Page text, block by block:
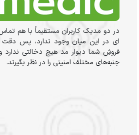
در دو مدیک کاربران مستقیماً با هم
ای در این میان وجود ندارد، پس دقت
فروشِ شما دیوار مد هیچ دخالتی ندارد
جنبه‌های مختلف امنیتی را در نظر بگیرند.